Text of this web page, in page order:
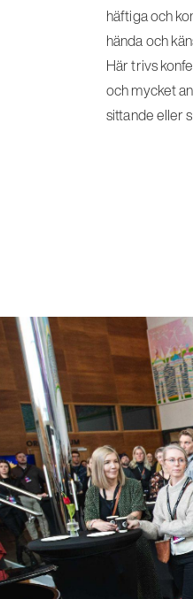
häftiga och
hända och
Här trivs
och mycket
sittande eller